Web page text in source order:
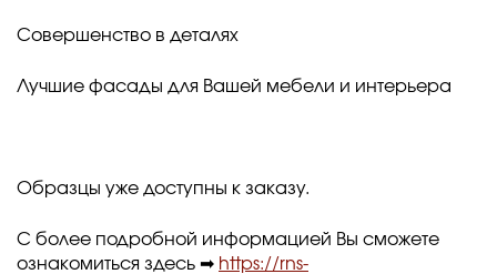
Совершенство в деталях
Лучшие фасады для Вашей мебели и интерьера
Образцы уже доступны к заказу.
С более подробной информацией Вы сможете
ознакомиться здесь ➡ https://rns-